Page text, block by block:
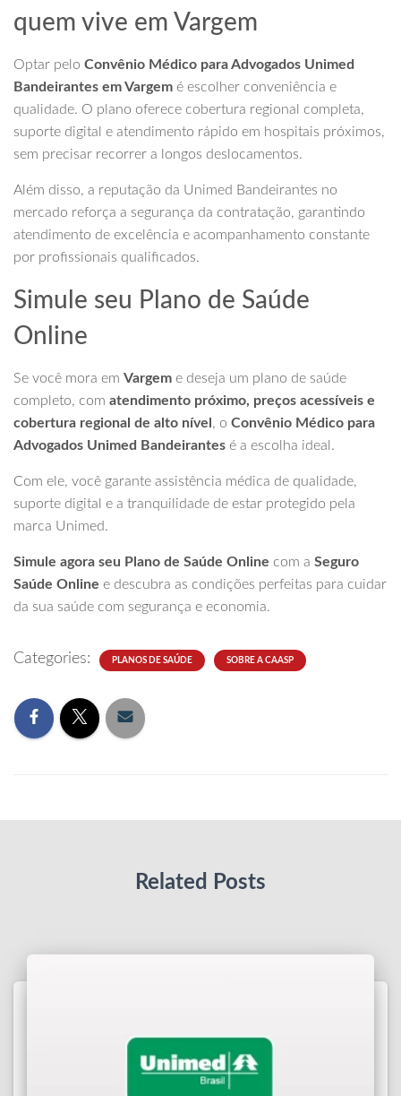
quem vive em Vargem
Optar pelo Convênio Médico para Advogados Unimed
Bandeirantes em Vargem é escolher conveniência e
qualidade. O plano oferece cobertura regional completa,
suporte digital e atendimento rápido em hospitais próximos,
sem precisar recorrer a longos deslocamentos.
Além disso, a reputação da Unimed Bandeirantes no
mercado reforça a segurança da contratação, garantindo
atendimento de excelência e acompanhamento constante
por profissionais qualificados.
Simule seu Plano de Saúde
Online
Se você mora em Vargem e deseja um plano de saúde
completo, com atendimento próximo, preços acessíveis e
cobertura regional de alto nível , o Convênio Médico para
Advogados Unimed Bandeirantes é a escolha ideal.
Com ele, você garante assistência médica de qualidade,
suporte digital e a tranquilidade de estar protegido pela
marca Unimed.
Simule agora seu Plano de Saúde Online com a Seguro
Saúde Online e descubra as condições perfeitas para cuidar
da sua saúde com segurança e economia.
Categories: PLANOS DE SAÚDE SOBRE A CAASP
Related Posts